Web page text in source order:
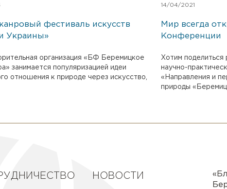
фестиваль искусств
Украины»
организация «БФ Беремицкое
занимается популяризацией идеи
отношения к природе через искусство,
14/04/2021
Мир всегда
Конференции
Хотим поделиться
научно-
«Направления и
природы
НОВОСТИ